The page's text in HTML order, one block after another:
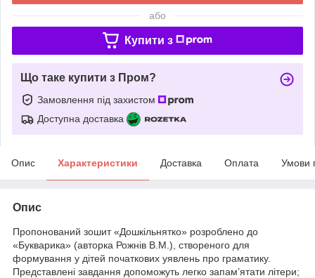
або
Купити з
Що таке купити з Пром?
Замовлення під захистом
Доступна доставка
Опис Характеристики Доставка Оплата Умови
Опис
Пропонований зошит «Дошкільнятко» розроблено до
«Букварика» (авторка Рожнів В.М.), створеного для
формування у дітей початкових уявлень про граматику.
Представлені завдання допоможуть легко запам’ятати літери;